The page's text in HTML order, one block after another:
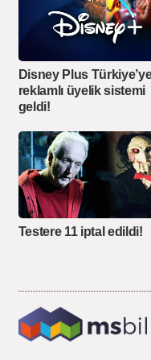
Disney Plus
reklamlı üyelik sistemi
geldi!
Testere 11 iptal edildi!